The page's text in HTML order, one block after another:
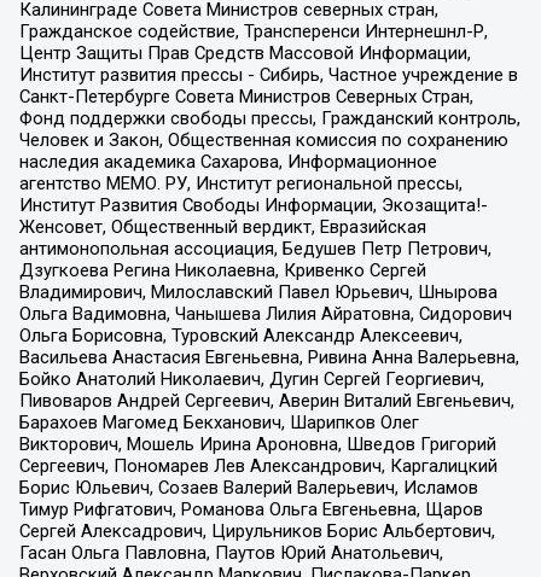
Калининграде Совета Министров северных стран,
Гражданское содействие, Трансперенси Интернешнл-Р,
Центр Защиты Прав Средств Массовой Информации,
Институт развития прессы - Сибирь, Частное учреждение в
Санкт-Петербурге Совета Министров Северных Стран,
Фонд поддержки свободы прессы, Гражданский контроль,
Человек и Закон, Общественная комиссия по сохранению
наследия академика Сахарова, Информационное
агентство МЕМО. РУ, Институт региональной прессы,
Институт Развития Свободы Информации, Экозащита!-
Женсовет, Общественный вердикт, Евразийская
антимонопольная ассоциация, Бедушев Петр Петрович,
Дзугкоева Регина Николаевна, Кривенко Сергей
Владимирович, Милославский Павел Юрьевич, Шнырова
Ольга Вадимовна, Чанышева Лилия Айратовна, Сидорович
Ольга Борисовна, Туровский Александр Алексеевич,
Васильева Анастасия Евгеньевна, Ривина Анна Валерьевна,
Бойко Анатолий Николаевич, Дугин Сергей Георгиевич,
Пивоваров Андрей Сергеевич, Аверин Виталий Евгеньевич,
Барахоев Магомед Бекханович, Шарипков Олег
Викторович, Мошель Ирина Ароновна, Шведов Григорий
Сергеевич, Пономарев Лев Александрович, Каргалицкий
Борис Юльевич, Созаев Валерий Валерьевич, Исламов
Тимур Рифгатович, Романова Ольга Евгеньевна, Щаров
Сергей Алексадрович, Цирульников Борис Альбертович,
Гасан Ольга Павловна, Паутов Юрий Анатольевич,